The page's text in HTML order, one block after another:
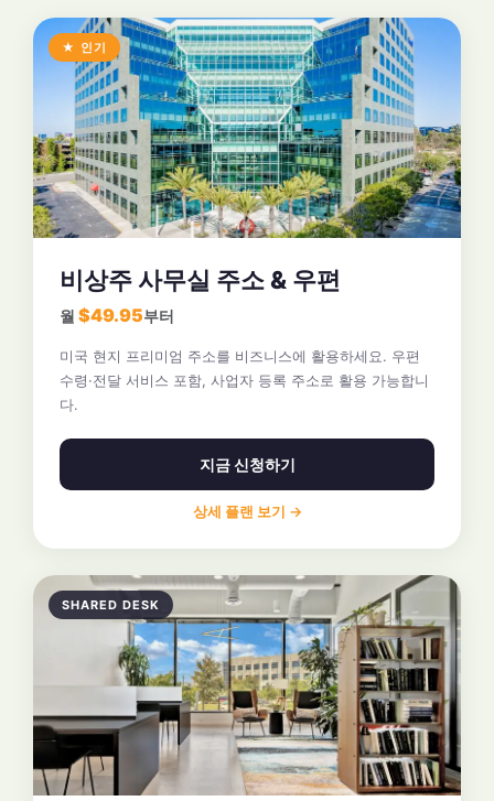
★ 인기
비상주 사무실 주소 & 우편
월 $49.95부터
미국 현지 프리미엄 주소를 비즈니스에 활용하세요. 우편
수령·전달 서비스 포함, 사업자 등록 주소로 활용 가능합니
다.
지금 신청하기
상세 플랜 보기 →
SHARED DESK